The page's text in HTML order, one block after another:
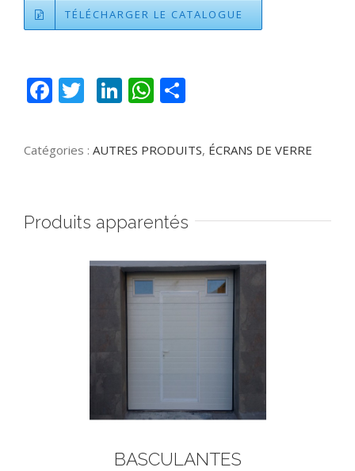
TÉLÉCHARGER LE CATALOGUE
Facebook
Twitter
LinkedIn
WhatsApp
Catégories : AUTRES PRODUITS, ÉCRANS DE VERRE
Produits apparentés
BASCULANTES